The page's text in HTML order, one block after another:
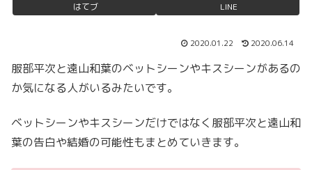
はてブ LINE
2020.01.22 2020.06.14
服部平次と遠山和葉のベットシーンやキスシーンがあるの
か気になる人がいるみたいです。
ベットシーンやキスシーンだけではなく服部平次と遠山和
葉の告白や結婚の可能性もまとめていきます。